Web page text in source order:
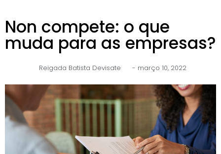
Non compete: o que
muda para as empresas?
Reigada Batista Devisate - março 10, 2022